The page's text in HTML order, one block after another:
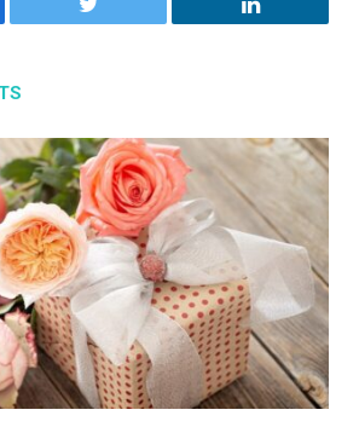
Twitter LinkedIn